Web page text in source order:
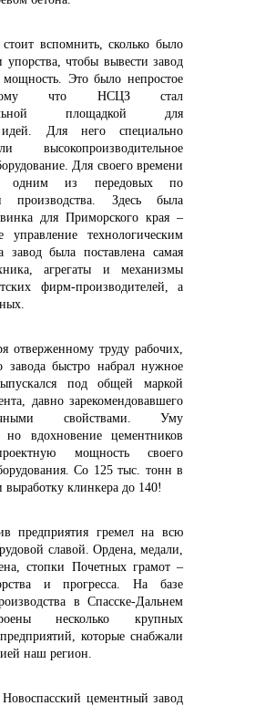
стоит вспомнить, сколько было
чтобы вывести завод
Это было непростое
что НСЦЗ стал
площадкой для
идей. Для него специально
высокопроизводительное
Для своего времени
одним из передовых по
производства. Здесь была
для Приморского края –
управление технологическим
завод была поставлена самая
агрегаты и механизмы
фирм-производителей, а
отверженному труду рабочих,
завода быстро набрал нужное
под общей маркой
давно зарекомендовавшего
свойствами. Уму
но вдохновение цементников
мощность своего
Со 125 тыс. тонн в
выработку клинкера до 140!
предприятия гремел на всю
славой. Ордена, медали,
стопки Почетных грамот –
и прогресса. На базе
в Спасске-Дальнем
несколько крупных
которые снабжали
наш регион.
Новоспасский цементный завод